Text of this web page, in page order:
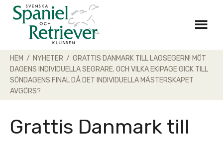
Skip
HEM / NYHETER / GRATTIS DANMARK TILL LAGSEGERN! MÖT
DAGENS INDIVIDUELLA SEGRARE. OCH VILKA EKIPAGE GICK TILL
SÖNDAGENS FINAL DÅ DET INDIVIDUELLA MÄSTERSKAPET
AVGÖRS?
Grattis Danmark till